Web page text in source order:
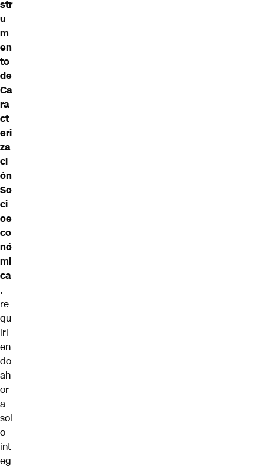
str
u
m
en
to
de
Ca
ra
ct
eri
za
ci
ón
So
ci
oe
co
nó
mi
ca
,
re
qu
iri
en
do
ah
or
a
sol
o
int
eg